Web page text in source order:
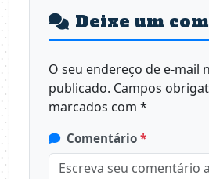
Deixe um
O seu endereço de e-mail
publicado. Campos
marcados com *
Comentário *